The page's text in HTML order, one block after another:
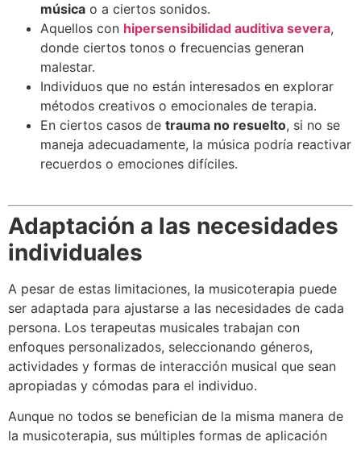
música o a ciertos sonidos.
Aquellos con hipersensibilidad auditiva severa,
donde ciertos tonos o frecuencias generan
malestar.
Individuos que no están interesados en explorar
métodos creativos o emocionales de terapia.
En ciertos casos de trauma no resuelto, si no se
maneja adecuadamente, la música podría reactivar
recuerdos o emociones difíciles.
Adaptación a las necesidades
individuales
A pesar de estas limitaciones, la musicoterapia puede
ser adaptada para ajustarse a las necesidades de cada
persona. Los terapeutas musicales trabajan con
enfoques personalizados, seleccionando géneros,
actividades y formas de interacción musical que sean
apropiadas y cómodas para el individuo.
Aunque no todos se benefician de la misma manera de
la musicoterapia, sus múltiples formas de aplicación